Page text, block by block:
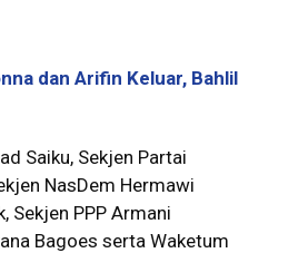
dan Arifin Keluar, Bahlil
Saiku, Sekjen Partai
NasDem Hermawi
Sekjen PPP Armani
Bagoes serta Waketum